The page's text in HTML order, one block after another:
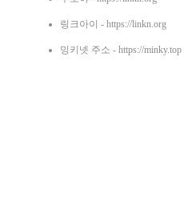
링크아이 - https://linkn.org
밍키넷 주소 - https://minky.top